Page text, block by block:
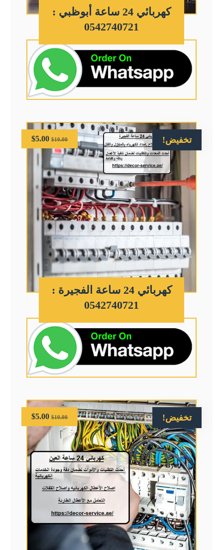
كهربائي 24 ساعة أبوظبي :
0542740721
تخفيض!
كهربائي 24 ساعة الفجيرة :
0542740721
$10.00
$5.00
تخفيض! $10.00
$5.00